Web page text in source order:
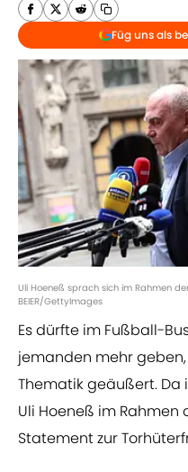
Füg uns als
Uli Hoeneß sprach sich im Rahmen
BEIER/GettyImages
Es dürfte im Fußball-
jemanden mehr
Thematik geäußert. Da
Uli Hoeneß im Rahmen
Statement zur